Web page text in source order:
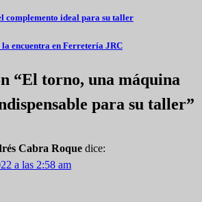
complemento ideal para su taller
encuentra en Ferretería JRC
“El torno, una máquina
para su taller”
Cabra Roque dice:
a las 2:58 am